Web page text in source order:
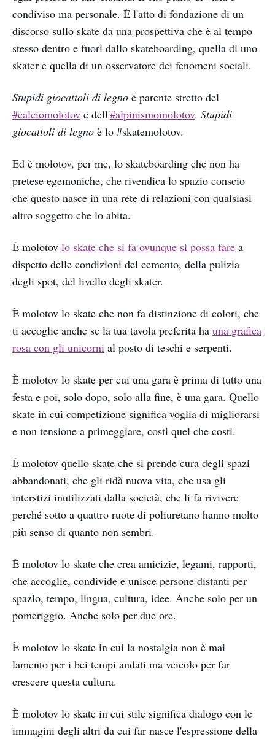
condiviso ma personale. È l'atto di fondazione di un
discorso sullo skate da una prospettiva che è al tempo
stesso dentro e fuori dallo skateboarding, quella di uno
skater e quella di un osservatore dei fenomeni sociali.
Stupidi giocattoli di legno è parente stretto del
#calciomolotov e dell'#alpinismomolotov. Stupidi
giocattoli di legno è lo #skatemolotov.
Ed è molotov, per me, lo skateboarding che non ha
pretese egemoniche, che rivendica lo spazio conscio
che questo nasce in una rete di relazioni con qualsiasi
altro soggetto che lo abita.
È molotov lo skate che si fa ovunque si possa fare a
dispetto delle condizioni del cemento, della pulizia
degli spot, del livello degli skater.
È molotov lo skate che non fa distinzione di colori, che
ti accoglie anche se la tua tavola preferita ha una grafica
rosa con gli unicorni al posto di teschi e serpenti.
È molotov lo skate per cui una gara è prima di tutto una
festa e poi, solo dopo, solo alla fine, è una gara. Quello
skate in cui competizione significa voglia di migliorarsi
e non tensione a primeggiare, costi quel che costi.
È molotov quello skate che si prende cura degli spazi
abbandonati, che gli ridà nuova vita, che usa gli
interstizi inutilizzati dalla società, che li fa rivivere
perché sotto a quattro ruote di poliuretano hanno molto
più senso di quanto non sembri.
È molotov lo skate che crea amicizie, legami, rapporti,
che accoglie, condivide e unisce persone distanti per
spazio, tempo, lingua, cultura, idee. Anche solo per un
pomeriggio. Anche solo per due ore.
È molotov lo skate in cui la nostalgia non è mai
lamento per i bei tempi andati ma veicolo per far
crescere questa cultura.
È molotov lo skate in cui stile significa dialogo con le
immagini degli altri da cui far nasce l'espressione della